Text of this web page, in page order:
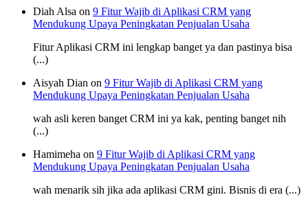
Diah Alsa on 9 Fitur Wajib di Aplikasi CRM yang
Mendukung Upaya Peningkatan Penjualan Usaha
Fitur Aplikasi CRM ini lengkap banget ya dan pastinya bisa
(...)
Aisyah Dian on 9 Fitur Wajib di Aplikasi CRM yang
Mendukung Upaya Peningkatan Penjualan Usaha
wah asli keren banget CRM ini ya kak, penting banget nih
(...)
Hamimeha on 9 Fitur Wajib di Aplikasi CRM yang
Mendukung Upaya Peningkatan Penjualan Usaha
wah menarik sih jika ada aplikasi CRM gini. Bisnis di era (...)